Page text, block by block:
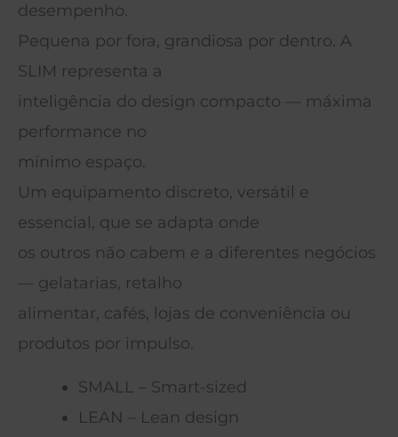
desempenho.
Pequena por fora, grandiosa por dentro. A
SLIM representa a
inteligência do design compacto — máxima
performance no
mínimo espaço.
Um equipamento discreto, versátil e
essencial, que se adapta onde
os outros não cabem e a diferentes negócios
— gelatarias, retalho
alimentar, cafés, lojas de conveniência ou
produtos por impulso.
SMALL – Smart-sized
LEAN – Lean design